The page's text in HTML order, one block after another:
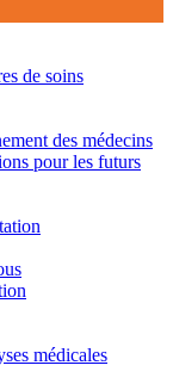
de soins
des médecins
pour les futurs
médicales